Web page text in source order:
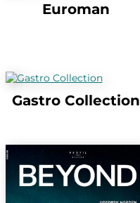
Euroman
Gastro Collection